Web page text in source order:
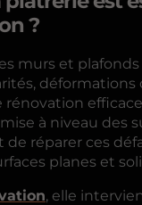
?
murs et
déformations
rénovation
à niveau des
réparer ces
planes et
, elle